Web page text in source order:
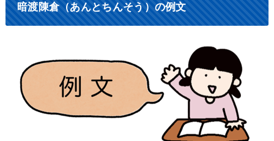
暗渡陳倉（あんとちんそう）の例文